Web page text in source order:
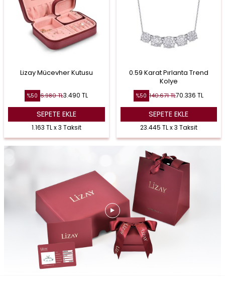
Lizay Mücevher Kutusu
%50 6.980TL3.490 TL
SEPETE EKLE
1.163 TL x 3 Taksit
0.59 Karat Pırlanta Trend
Kolye
%50 140.671TL70.336 TL
SEPETE EKLE
23.445 TL x 3 Taksit